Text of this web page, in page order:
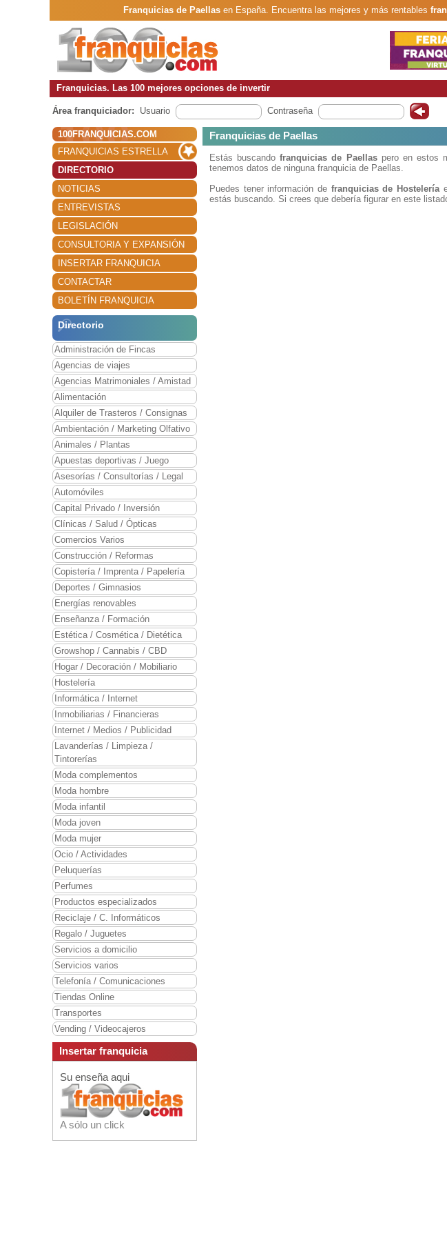
Franquicias de Paellasen España. Encuentra las mejores y más rentables
Franquicias. Las 100 mejores opciones de invertir
Área franquiciador: Usuario Contraseña
100FRANQUICIAS.COM
FRANQUICIAS ESTRELLA
DIRECTORIO
NOTICIAS
ENTREVISTAS
LEGISLACIÓN
CONSULTORIA Y EXPANSIÓN
INSERTAR FRANQUICIA
CONTACTAR
BOLETÍN FRANQUICIA
Directorio
Administración de Fincas
Agencias de viajes
Agencias Matrimoniales / Amistad
Alimentación
Alquiler de Trasteros / Consignas
Ambientación / Marketing Olfativo
Animales / Plantas
Apuestas deportivas / Juego
Asesorías / Consultorías / Legal
Automóviles
Capital Privado / Inversión
Clínicas / Salud / Ópticas
Comercios Varios
Construcción / Reformas
Copistería / Imprenta / Papelería
Deportes / Gimnasios
Energías renovables
Enseñanza / Formación
Estética / Cosmética / Dietética
Growshop / Cannabis / CBD
Hogar / Decoración / Mobiliario
Hostelería
Informática / Internet
Inmobiliarias / Financieras
Internet / Medios / Publicidad
Lavanderías / Limpieza /
Tintorerías
Moda complementos
Moda hombre
Moda infantil
Moda joven
Moda mujer
Ocio / Actividades
Peluquerías
Perfumes
Productos especializados
Reciclaje / C. Informáticos
Regalo / Juguetes
Servicios a domicilio
Servicios varios
Telefonía / Comunicaciones
Tiendas Online
Transportes
Vending / Videocajeros
Insertar franquicia
Su enseña aqui
A sólo un click
Franquicias de Paellas
Estás buscandofranquicias de Paellaspero en estos
tenemos datos de ninguna franquicia de Paellas.
Puedes tener información de franquicias de Hostelería
estás buscando. Si crees que debería figurar en este